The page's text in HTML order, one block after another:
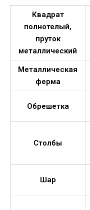
Квадрат
полнотелый,
пруток
металлический
Металлическая
ферма
Обрешетка
Столбы
Шар